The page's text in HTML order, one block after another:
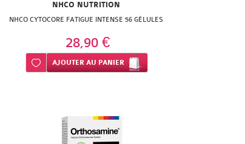
NHCO NUTRITION
NHCO CYTOCORE FATIGUE INTENSE 56 GÉLULES
28,90 €
Ajouter à ma liste d’envie
AJOUTER AU PANIER